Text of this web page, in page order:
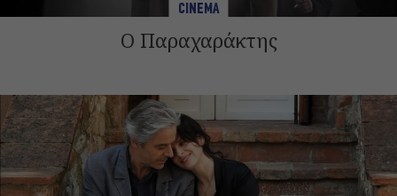
CINEMA
Ο Παραχαράκτης